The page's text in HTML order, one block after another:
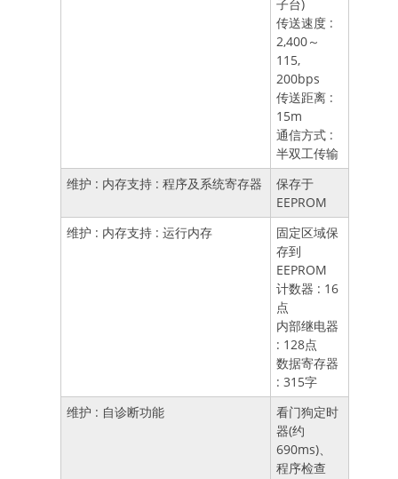
子台)
传送速度 :
2,400～
115,
200bps
传送距离 :
15m
通信方式 :
半双工传输
维护 : 内存支持 : 程序及系统寄存器
保存于
EEPROM
维护 : 内存支持 : 运行内存
固定区域保
存到
EEPROM
计数器 : 16
点
内部继电器
: 128点
数据寄存器
: 315字
维护 : 自诊断功能
看门狗定时
器(约
690ms)、
程序检查